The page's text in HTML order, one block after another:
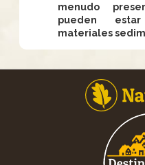
menudo
pueden
materiales